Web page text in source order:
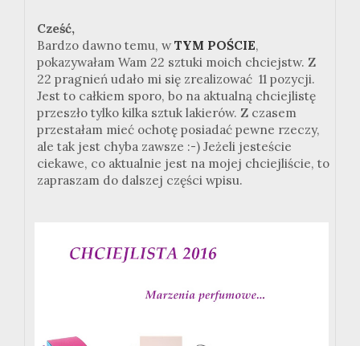
Cześć,
Bardzo dawno temu, wTYM POŚCIE,
pokazywałam Wam 22 sztuki moich chciejstw. Z
22 pragnień udało mi się zrealizować 11 pozycji.
Jest to całkiem sporo, bo na aktualną chciejlistę
przeszło tylko kilka sztuk lakierów. Z czasem
przestałam mieć ochotę posiadać pewne rzeczy,
ale tak jest chyba zawsze :-) Jeżeli jesteście
ciekawe, co aktualnie jest na mojej chciejliście, to
zapraszam do dalszej części wpisu.